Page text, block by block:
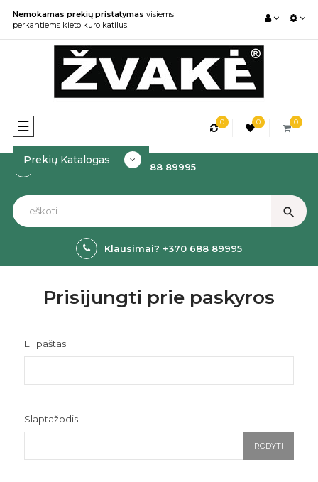
Nemokamas prekių pristatymas visiems
perkantiems kieto kuro katilus!
Toggle
navigation
☰ 0 0 0
Kaip Užsakyti? +370 688 89995
Prekių Katalogas
search
Klausimai? +370 688 89995
Prisijungti prie paskyros
El. paštas
Slaptažodis
RODYTI